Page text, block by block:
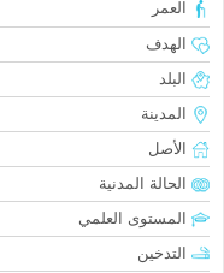
العمر
الهدف
البلد
المدينة
الأصل
الحالة المدنية
المستوى العلمي
التدخين